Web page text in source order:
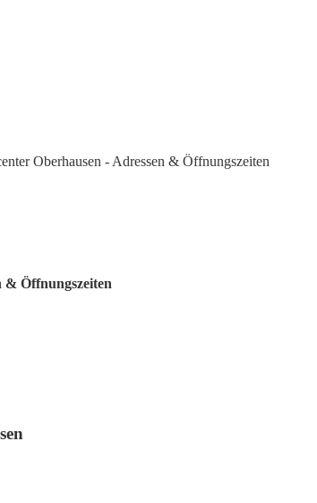
Oberhausen - Adressen & Öffnungszeiten
& Öffnungszeiten